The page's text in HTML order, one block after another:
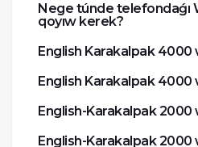
Nege túnde telefondaǵı
qoyıw kerek?
English Karakalpak
English Karakalpak 4000
English-Karakalpak 2000
English-Karakalpak 2000